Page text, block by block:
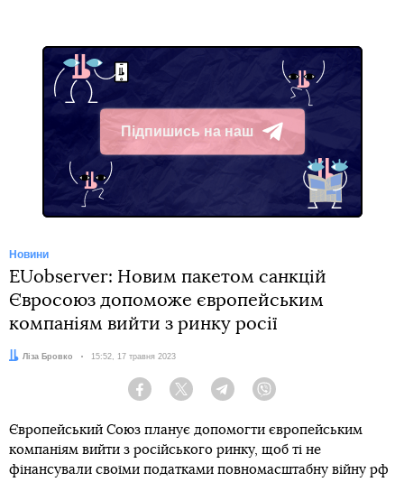
Підпишись на наш
Telegram
Новини
EUobserver: Новим пакетом санкцій
Євросоюз допоможе європейським
компаніям вийти з ринку росії
Автор:
Ліза Бровко Дата:
15:52, 17 травня 2023
Facebook Twitter Telegram
Європейський Союз планує допомогти європейським
компаніям вийти з російського ринку, щоб ті не
фінансували своїми податками повномасштабну війну рф